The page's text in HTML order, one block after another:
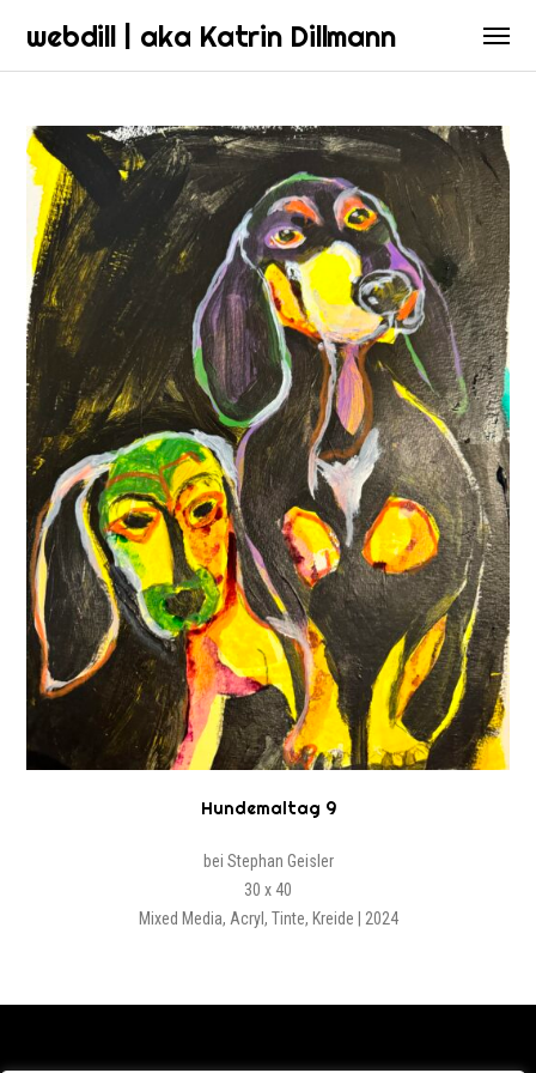
webdill | aka Katrin Dillmann
Hundemaltag 9
bei Stephan Geisler
30 x 40
Mixed Media, Acryl, Tinte, Kreide | 2024